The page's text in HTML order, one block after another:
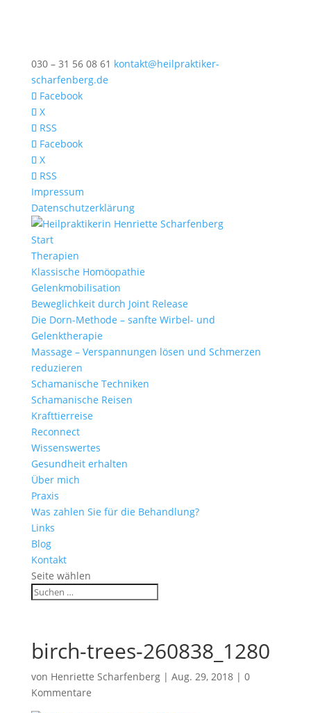
030 – 31 56 08 61 kontakt@heilpraktiker-
scharfenberg.de
Facebook
X
RSS
Facebook
X
RSS
Impressum
Datenschutzerklärung
Start
Therapien
Klassische Homöopathie
Gelenkmobilisation
Beweglichkeit durch Joint Release
Die Dorn-Methode – sanfte Wirbel- und
Gelenktherapie
Massage – Verspannungen lösen und Schmerzen
reduzieren
Schamanische Techniken
Schamanische Reisen
Krafttierreise
Reconnect
Wissenswertes
Gesundheit erhalten
Über mich
Praxis
Was zahlen Sie für die Behandlung?
Links
Blog
Kontakt
Seite wählen
birch-trees-260838_1280
von Henriette Scharfenberg| Aug. 29, 2018| 0
Kommentare